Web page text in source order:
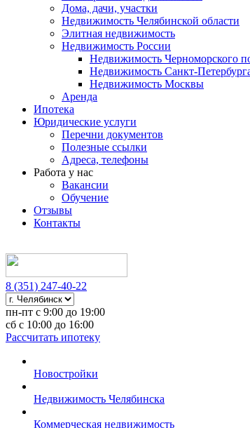
Дома, дачи, участки
Недвижимость Челябинской области
Элитная недвижимость
Недвижимость России
Недвижимость Черноморского
Недвижимость Санкт-
Недвижимость Москвы
Аренда
Ипотека
Юридические услуги
Перечни документов
Полезные ссылки
Адреса, телефоны
Работа у нас
Вакансии
Обучение
Отзывы
Контакты
8 (351) 247-40-22
пн-пт с 9:00 до 19:00
сб с 10:00 до 16:00
Рассчитать ипотеку
Новостройки
Недвижимость Челябинска
Коммерческая недвижимость